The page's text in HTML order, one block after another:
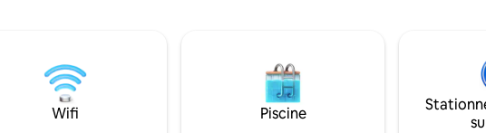
propose également de la
l'observation des oiseaux, de
l'observation des pays de
pêche et des excursions dans
Wifi Piscine